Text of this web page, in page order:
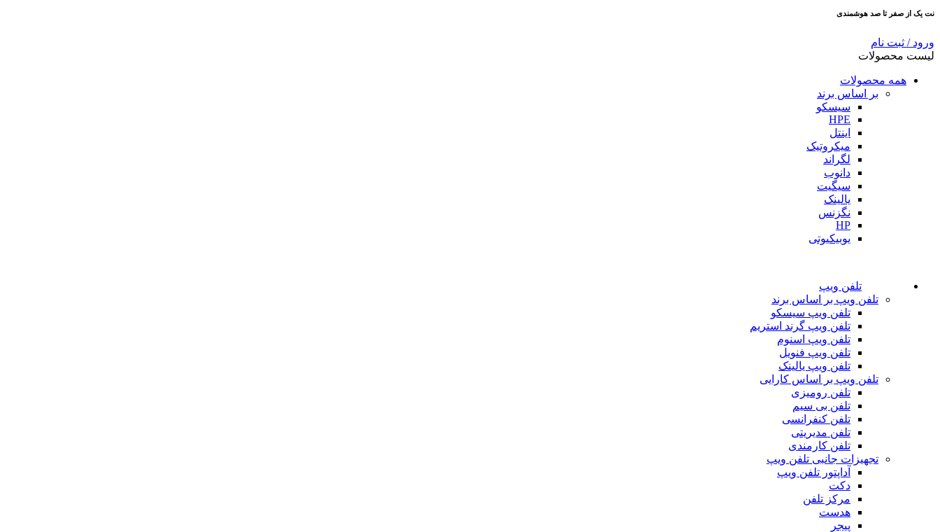
نت یک از صفر تا صد هوشمندی
ورود / ثبت نام
لیست محصولات
همه محصولات
بر اساس برند
سیسکو
HPE
اینتل
میکروتیک
لگراند
دانوب
سیگیت
یالینک
نگزنس
HP
یوبیکیوتی
تلفن ویپ
تلفن ویپ بر اساس برند
تلفن ویپ سیسکو
تلفن ویپ گرند استریم
تلفن ویپ اسنوم
تلفن ویپ فنویل
تلفن ویپ یالینک
تلفن ویپ بر اساس کارایی
تلفن رومیزی
تلفن بی سیم
تلفن کنفرانسی
تلفن مدیریتی
تلفن کارمندی
تجهیزات جانبی تلفن ویپ
آداپتور تلفن ویپ
دکت
مرکز تلفن
هدست
پیجر